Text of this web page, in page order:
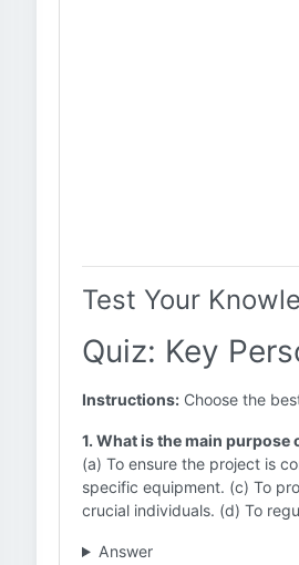
Test Your
Quiz: Key
Instructions: Choose the
1. What is the main purpose
(a) To ensure the project is
specific equipment. (c) To
crucial individuals. (d) To
Answer